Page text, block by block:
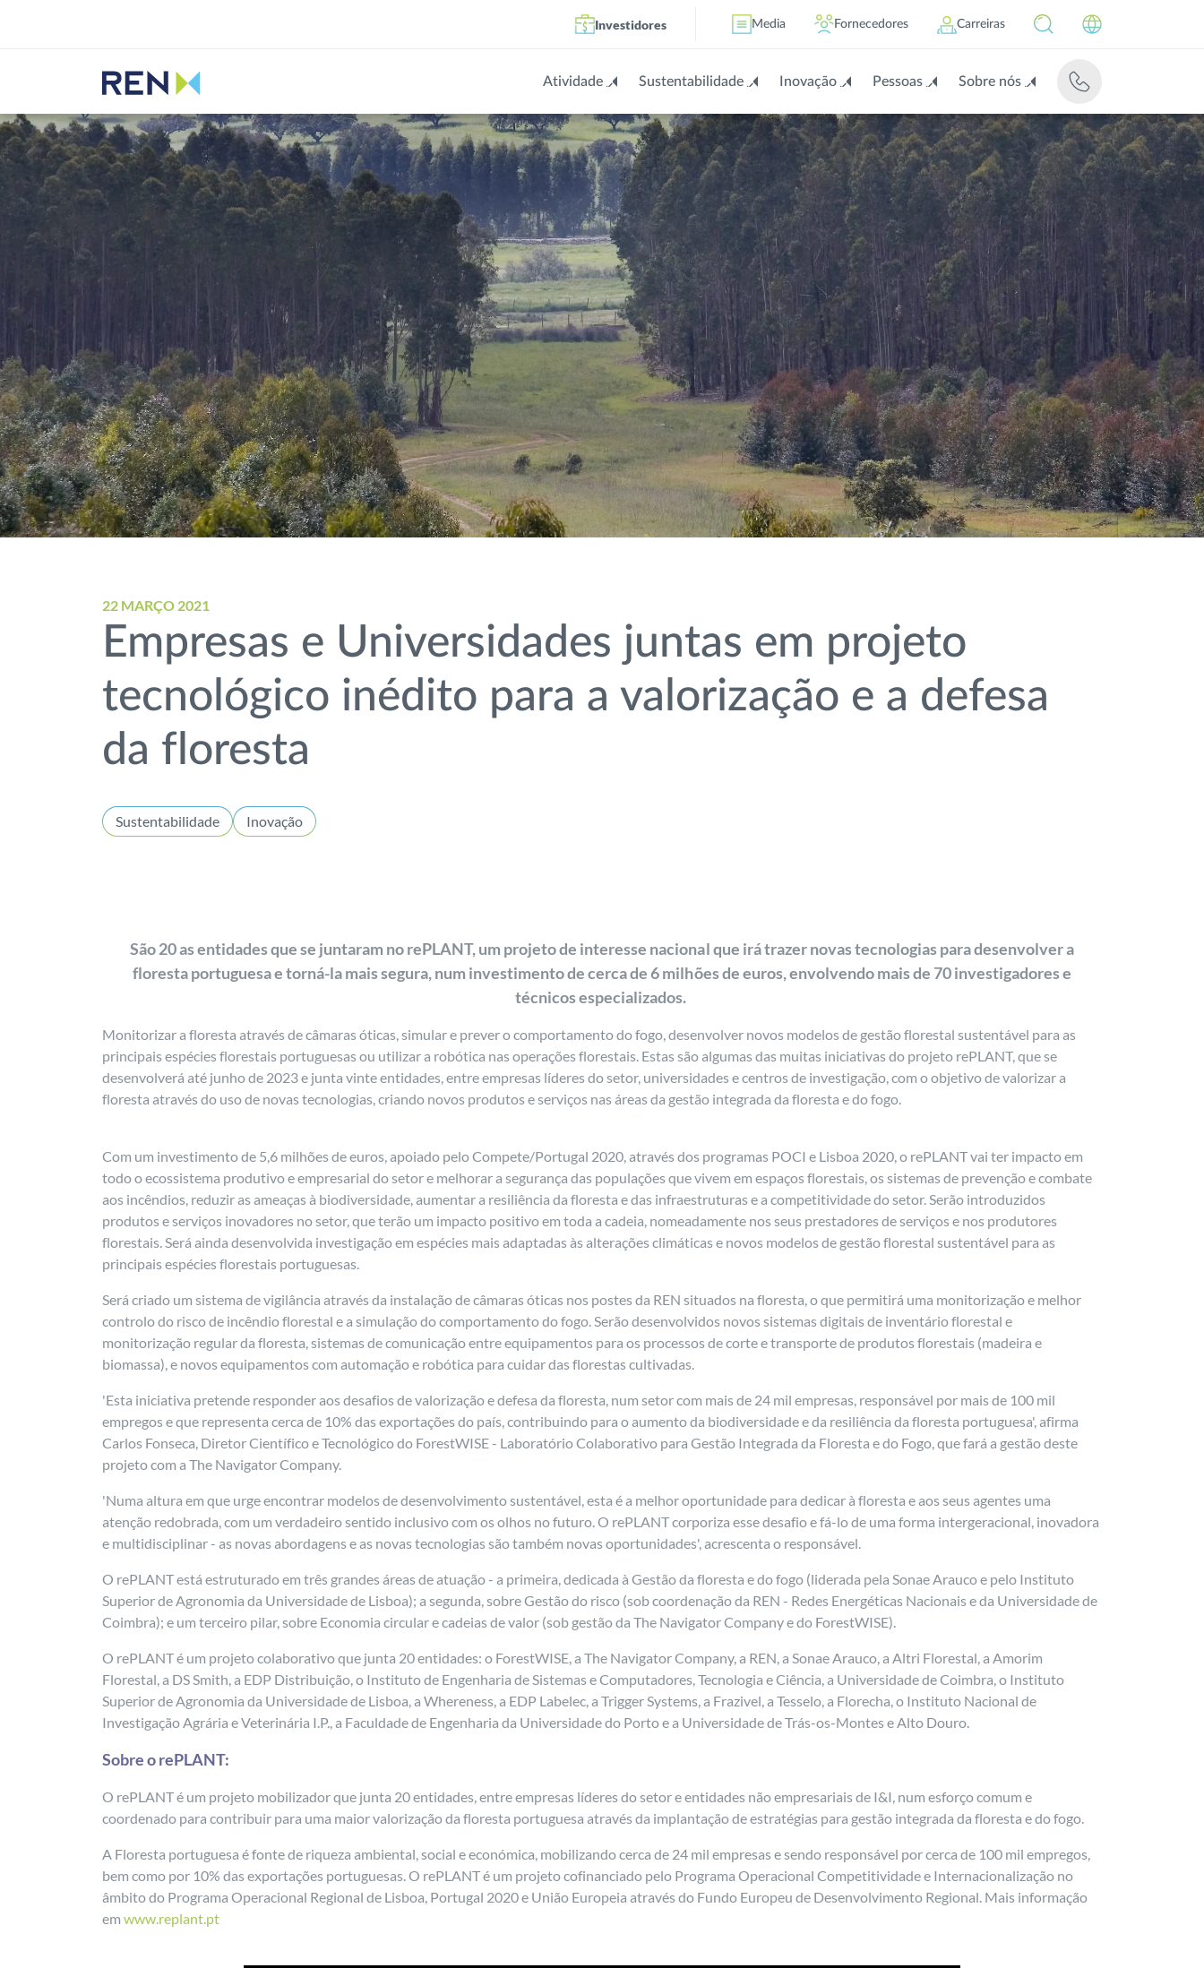
Investidores Media Fornecedores Carreiras
Atividade Sustentabilidade Inovação Pessoas Sobre nós
22 MARÇO 2021
Empresas e Universidades juntas em projeto
tecnológico inédito para a valorização e a defesa
da floresta
Sustentabilidade Inovação
São 20 as entidades que se juntaram no rePLANT, um projeto de interesse nacional que irá trazer novas tecnologias para desenvolver a
floresta portuguesa e torná-la mais segura, num investimento de cerca de 6 milhões de euros, envolvendo mais de 70 investigadores e
técnicos especializados.
Monitorizar a floresta através de câmaras óticas, simular e prever o comportamento do fogo, desenvolver novos modelos de gestão florestal sustentável para as
principais espécies florestais portuguesas ou utilizar a robótica nas operações florestais. Estas são algumas das muitas iniciativas do projeto rePLANT, que se
desenvolverá até junho de 2023 e junta vinte entidades, entre empresas líderes do setor, universidades e centros de investigação, com o objetivo de valorizar a
floresta através do uso de novas tecnologias, criando novos produtos e serviços nas áreas da gestão integrada da floresta e do fogo.
Com um investimento de 5,6 milhões de euros, apoiado pelo Compete/Portugal 2020, através dos programas POCI e Lisboa 2020, o rePLANT vai ter impacto em
todo o ecossistema produtivo e empresarial do setor e melhorar a segurança das populações que vivem em espaços florestais, os sistemas de prevenção e combate
aos incêndios, reduzir as ameaças à biodiversidade, aumentar a resiliência da floresta e das infraestruturas e a competitividade do setor. Serão introduzidos
produtos e serviços inovadores no setor, que terão um impacto positivo em toda a cadeia, nomeadamente nos seus prestadores de serviços e nos produtores
florestais. Será ainda desenvolvida investigação em espécies mais adaptadas às alterações climáticas e novos modelos de gestão florestal sustentável para as
principais espécies florestais portuguesas.
Será criado um sistema de vigilância através da instalação de câmaras óticas nos postes da REN situados na floresta, o que permitirá uma monitorização e melhor
controlo do risco de incêndio florestal e a simulação do comportamento do fogo. Serão desenvolvidos novos sistemas digitais de inventário florestal e
monitorização regular da floresta, sistemas de comunicação entre equipamentos para os processos de corte e transporte de produtos florestais (madeira e
biomassa), e novos equipamentos com automação e robótica para cuidar das florestas cultivadas.
'Esta iniciativa pretende responder aos desafios de valorização e defesa da floresta, num setor com mais de 24 mil empresas, responsável por mais de 100 mil
empregos e que representa cerca de 10% das exportações do país, contribuindo para o aumento da biodiversidade e da resiliência da floresta portuguesa', afirma
Carlos Fonseca, Diretor Científico e Tecnológico do ForestWISE - Laboratório Colaborativo para Gestão Integrada da Floresta e do Fogo, que fará a gestão deste
projeto com a The Navigator Company.
'Numa altura em que urge encontrar modelos de desenvolvimento sustentável, esta é a melhor oportunidade para dedicar à floresta e aos seus agentes uma
atenção redobrada, com um verdadeiro sentido inclusivo com os olhos no futuro. O rePLANT corporiza esse desafio e fá-lo de uma forma intergeracional, inovadora
e multidisciplinar - as novas abordagens e as novas tecnologias são também novas oportunidades', acrescenta o responsável.
O rePLANT está estruturado em três grandes áreas de atuação - a primeira, dedicada à Gestão da floresta e do fogo (liderada pela Sonae Arauco e pelo Instituto
Superior de Agronomia da Universidade de Lisboa); a segunda, sobre Gestão do risco (sob coordenação da REN - Redes Energéticas Nacionais e da Universidade de
Coimbra); e um terceiro pilar, sobre Economia circular e cadeias de valor (sob gestão da The Navigator Company e do ForestWISE).
O rePLANT é um projeto colaborativo que junta 20 entidades: o ForestWISE, a The Navigator Company, a REN, a Sonae Arauco, a Altri Florestal, a Amorim
Florestal, a DS Smith, a EDP Distribuição, o Instituto de Engenharia de Sistemas e Computadores, Tecnologia e Ciência, a Universidade de Coimbra, o Instituto
Superior de Agronomia da Universidade de Lisboa, a Whereness, a EDP Labelec, a Trigger Systems, a Frazivel, a Tesselo, a Florecha, o Instituto Nacional de
Investigação Agrária e Veterinária I.P., a Faculdade de Engenharia da Universidade do Porto e a Universidade de Trás-os-Montes e Alto Douro.
Sobre o rePLANT:
O rePLANT é um projeto mobilizador que junta 20 entidades, entre empresas líderes do setor e entidades não empresariais de I&I, num esforço comum e
coordenado para contribuir para uma maior valorização da floresta portuguesa através da implantação de estratégias para gestão integrada da floresta e do fogo.
A Floresta portuguesa é fonte de riqueza ambiental, social e económica, mobilizando cerca de 24 mil empresas e sendo responsável por cerca de 100 mil empregos,
bem como por 10% das exportações portuguesas. O rePLANT é um projeto cofinanciado pelo Programa Operacional Competitividade e Internacionalização no
âmbito do Programa Operacional Regional de Lisboa, Portugal 2020 e União Europeia através do Fundo Europeu de Desenvolvimento Regional. Mais informação
emwww.replant.pt